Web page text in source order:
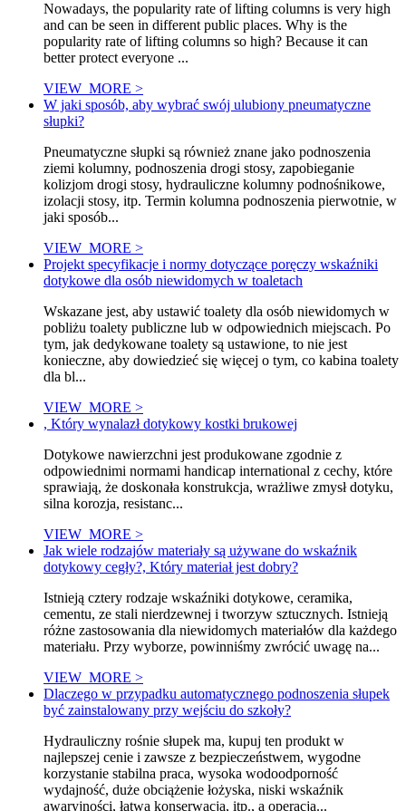
Nowadays, the popularity rate of lifting columns is very high
and can be seen in different public places. Why is the
popularity rate of lifting columns so high? Because it can
better protect everyone ...
VIEW_MORE >
W jaki sposób, aby wybrać swój ulubiony pneumatyczne
słupki?
Pneumatyczne słupki są również znane jako podnoszenia
ziemi kolumny, podnoszenia drogi stosy, zapobieganie
kolizjom drogi stosy, hydrauliczne kolumny podnośnikowe,
izolacji stosy, itp. Termin kolumna podnoszenia pierwotnie, w
jaki sposób...
VIEW_MORE >
Projekt specyfikacje i normy dotyczące poręczy wskaźniki
dotykowe dla osób niewidomych w toaletach
Wskazane jest, aby ustawić toalety dla osób niewidomych w
pobliżu toalety publiczne lub w odpowiednich miejscach. Po
tym, jak dedykowane toalety są ustawione, to nie jest
konieczne, aby dowiedzieć się więcej o tym, co kabina toalety
dla bl...
VIEW_MORE >
, Który wynalazł dotykowy kostki brukowej
Dotykowe nawierzchni jest produkowane zgodnie z
odpowiednimi normami handicap international z cechy, które
sprawiają, że doskonała konstrukcja, wrażliwe zmysł dotyku,
silna korozja, resistanc...
VIEW_MORE >
Jak wiele rodzajów materiały są używane do wskaźnik
dotykowy cegły?, Który materiał jest dobry?
Istnieją cztery rodzaje wskaźniki dotykowe, ceramika,
cementu, ze stali nierdzewnej i tworzyw sztucznych. Istnieją
różne zastosowania dla niewidomych materiałów dla każdego
materiału. Przy wyborze, powinniśmy zwrócić uwagę na...
VIEW_MORE >
Dlaczego w przypadku automatycznego podnoszenia słupek
być zainstalowany przy wejściu do szkoły?
Hydrauliczny rośnie słupek ma, kupuj ten produkt w
najlepszej cenie i zawsze z bezpieczeństwem, wygodne
korzystanie stabilna praca, wysoka wodoodporność
wydajność, duże obciążenie łożyska, niski wskaźnik
awaryjności, łatwa konserwacja, itp., a operacja...